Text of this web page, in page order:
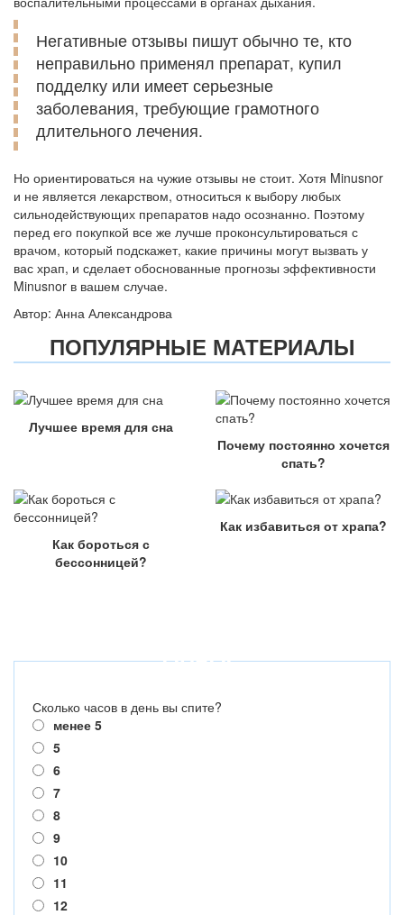
Негативные отзывы пишут обычно те, кто
неправильно применял препарат, купил
подделку или имеет серьезные
заболевания, требующие грамотного
длительного лечения.
Но ориентироваться на чужие отзывы не стоит. Хотя Minusnor
и не является лекарством, относиться к выбору любых
сильнодействующих препаратов надо осознанно. Поэтому
перед его покупкой все же лучше проконсультироваться с
врачом, который подскажет, какие причины могут вызвать у
вас храп, и сделает обоснованные прогнозы эффективности
Minusnor в вашем случае.
Автор: Анна Александрова
ПОПУЛЯРНЫЕ МАТЕРИАЛЫ
Лучшее время для сна
Почему постоянно хочется
спать?
Как бороться с
бессонницей?
Как избавиться от храпа?
ОПРОС
Сколько часов в день вы спите?
менее 5
5
6
7
8
9
10
11
12